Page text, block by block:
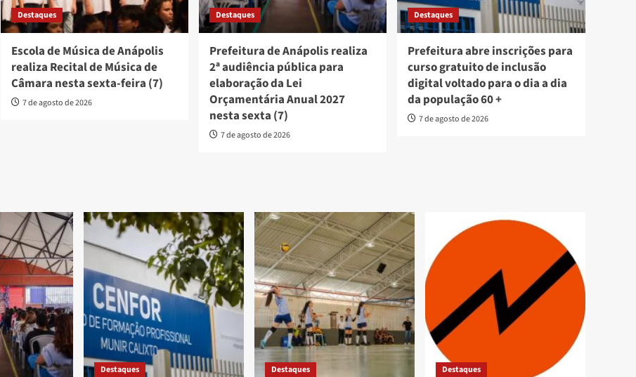
Destaques
Escola de Música de Anápolis
realiza Recital de Música de
Câmara nesta sexta-feira (7)
7 de agosto de 2026
Destaques
Prefeitura de Anápolis realiza
2ª audiência pública para
elaboração da Lei
Orçamentária Anual 2027
nesta sexta (7)
7 de agosto de 2026
Destaques
Prefeitura abre inscrições para
curso gratuito de inclusão
digital voltado para o dia a dia
da população 60 +
7 de agosto de 2026
Destaques Destaques Destaques